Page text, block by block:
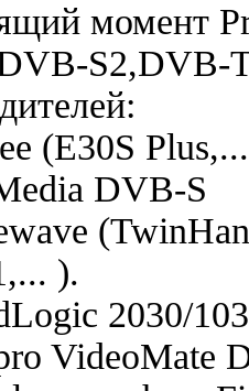
момент
S2,DVB-
(E30S
DVB-S
).
2030/
VideoMate